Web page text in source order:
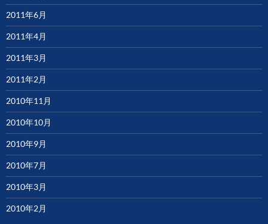
2011年6月
2011年4月
2011年3月
2011年2月
2010年11月
2010年10月
2010年9月
2010年7月
2010年3月
2010年2月